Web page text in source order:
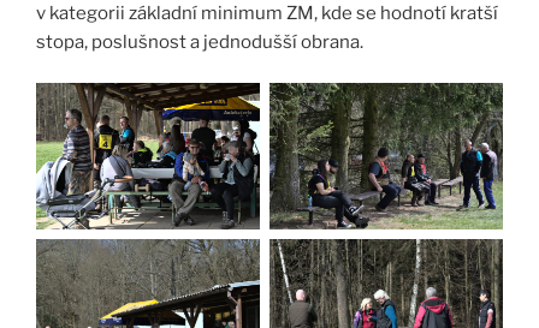
v kategorii základní minimum ZM, kde se hodnotí kratší
stopa, poslušnost a jednodušší obrana.